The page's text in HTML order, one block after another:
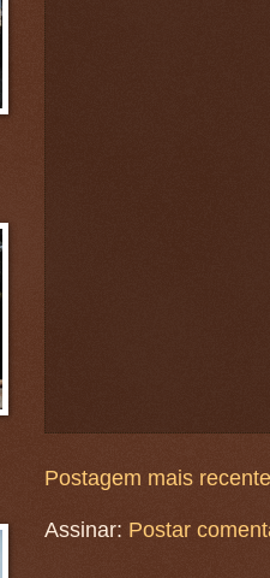
Postagem mais recente
Assinar: Postar